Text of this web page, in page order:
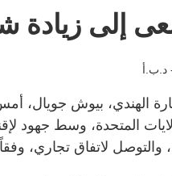
إلى زيادة
د.ب.أ
الهندي، بيوش جويال،
المتحدة، وسط جهود
والتوصل لاتفاق تجاري، وفقاً